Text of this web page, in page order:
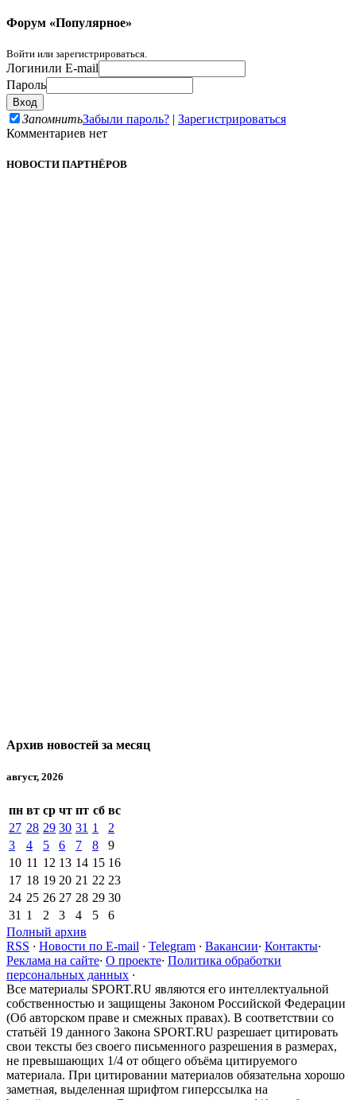
Форум «Популярное»
Войти или зарегистрироваться.
Логинили E-mail
Пароль
ЗапомнитьЗабыли пароль? | Зарегистрироваться
Комментариев нет
НОВОСТИ ПАРТНЁРОВ
Архив новостей за месяц
август, 2026
пн вт ср чт пт сб вс
27 28 29 30 31 1
2
3
4 5 6 7 8
9
10 11 12 13 14 15 16
17 18 19 20 21 22 23
24 25 26 27 28 29 30
31 1 2 3 4 5
6
Полный архив
RSS · Новости по E-mail · Telegram · Вакансии· Контакты·
Реклама на сайте· О проекте· Политика обработки
персональных данных ·
Все материалы SPORT.RU являются его интеллектуальной
собственностью и защищены Законом Российской Федерации
(Об авторском праве и смежных правах). В соответствии со
статьёй 19 данного Закона SPORT.RU разрешает цитировать
свои тексты без своего письменного разрешения в размерах,
не превышающих 1/4 от общего объёма цитируемого
материала. При цитировании материалов обязательна хорошо
заметная, выделенная шрифтом гиперссылка на